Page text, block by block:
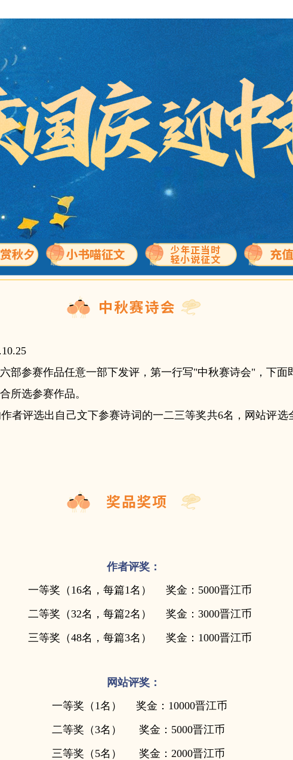
部参赛作品任意一部下发评，第一行写"中秋赛诗会"，下面
所选参赛作品。
者评选出自己文下参赛诗词的一二三等奖共6名，网站评选
作者评奖：
一等奖（16名，每篇1名）
奖金：5000晋江币
二等奖（32名，每篇2名）
奖金：3000晋江币
三等奖（48名，每篇3名）
奖金：1000晋江币
网站评奖：
一等奖（1名）
奖金：10000晋江币
二等奖（3名）
奖金：5000晋江币
三等奖（5名）
奖金：2000晋江币